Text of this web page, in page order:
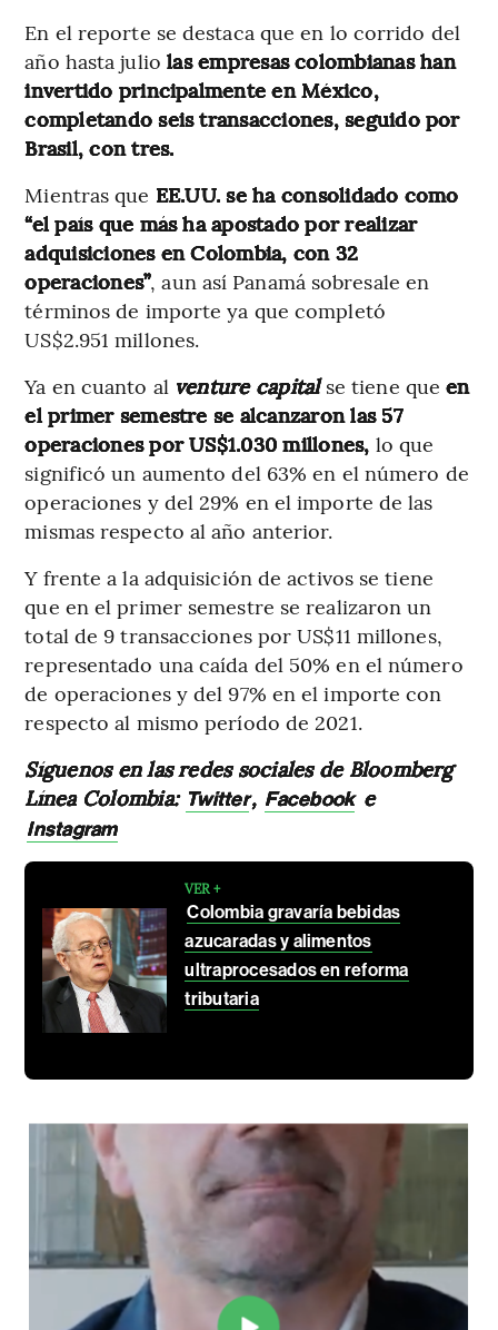
En el reporte se destaca que en lo corrido del
año hasta julio las empresas colombianas han
invertido principalmente en México,
completando seis transacciones, seguido por
Brasil, con tres.
Mientras que EE.UU. se ha consolidado como
“el país que más ha apostado por realizar
adquisiciones en Colombia, con 32
operaciones”, aun así Panamá sobresale en
términos de importe ya que completó
US$2.951 millones.
Ya en cuanto al venture capital se tiene queen
el primer semestre se alcanzaron las 57
operaciones por US$1.030 millones, lo que
significó un aumento del 63% en el número de
operaciones y del 29% en el importe de las
mismas respecto al año anterior.
Y frente a la adquisición de activos se tiene
que en el primer semestre se realizaron un
total de 9 transacciones por US$11 millones,
representado una caída del 50% en el número
de operaciones y del 97% en el importe con
respecto al mismo período de 2021.
Síguenos en las redes sociales de Bloomberg
Línea Colombia: Twitter, Facebook e
Instagram
VER +
Colombia gravaría bebidas
azucaradas y alimentos
ultraprocesados en reforma
tributaria